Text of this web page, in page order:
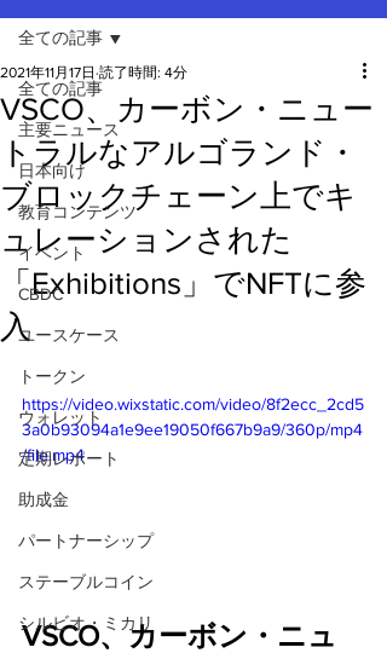
全ての記事
主要ニュース
日本向け
教育コンテンツ
イベント
CBDC
ユースケース
トークン
ウォレット
定期レポート
助成金
パートナーシップ
ステーブルコイン
シルビオ・ミカリ
全ての記事
VSCO、カーボン・ニュー
トラルなアルゴランド・
ブロックチェーン上でキ
ュレーションされた
「Exhibitions」でNFTに参
入
2021年11月17日 読了時間: 4分
https://video.wixstatic.com/video/8f2ecc_2cd5
3a0b93094a1e9ee19050f667b9a9/360p/mp4
/file.mp4
VSCO、カーボン・ニュ